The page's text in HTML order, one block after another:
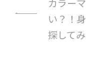
カラー
い？！
探して